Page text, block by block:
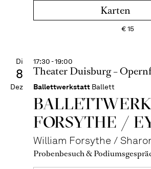
Karten
€15
Di
8
Dez
17:30 - 19:00
Theater Duisburg –
Ballettwerkstatt Ballett
FORSYTHE /
William Forsythe /
Probenbesuch &